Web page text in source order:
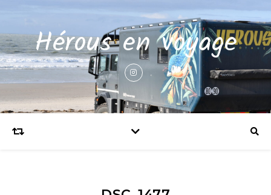
Hérous en voyage